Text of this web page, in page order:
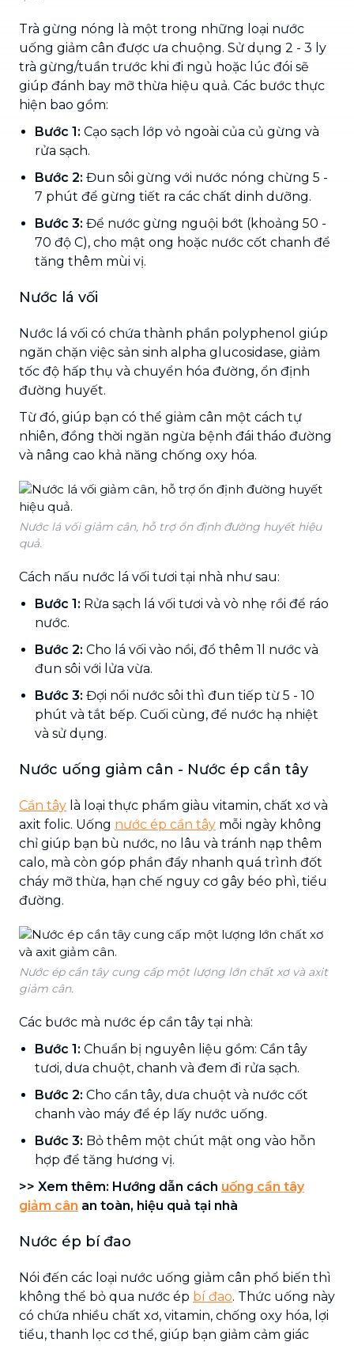
Trà gừng nóng là một trong những loại nước
uống giảm cân được ưa chuộng. Sử dụng 2 - 3 ly
trà gừng/tuần trước khi đi ngủ hoặc lúc đói sẽ
giúp đánh bay mỡ thừa hiệu quả. Các bước thực
hiện bao gồm:
Bước 1: Cạo sạch lớp vỏ ngoài của củ gừng và
rửa sạch.
Bước 2: Đun sôi gừng với nước nóng chừng 5 -
7 phút để gừng tiết ra các chất dinh dưỡng.
Bước 3: Để nước gừng nguội bớt (khoảng 50 -
70 độ C), cho mật ong hoặc nước cốt chanh để
tăng thêm mùi vị.
Nước lá vối
Nước lá vối có chứa thành phần polyphenol giúp
ngăn chặn việc sản sinh alpha glucosidase, giảm
tốc độ hấp thụ và chuyển hóa đường, ổn định
đường huyết.
Từ đó, giúp bạn có thể giảm cân một cách tự
nhiên, đồng thời ngăn ngừa bệnh đái tháo đường
và nâng cao khả năng chống oxy hóa.
Nước lá vối giảm cân, hỗ trợ ổn định đường huyết hiệu
quả.
Cách nấu nước lá vối tươi tại nhà như sau:
Bước 1: Rửa sạch lá vối tươi và vò nhẹ rồi để ráo
nước.
Bước 2: Cho lá vối vào nồi, đổ thêm 1l nước và
đun sôi với lửa vừa.
Bước 3: Đợi nồi nước sôi thì đun tiếp từ 5 - 10
phút và tắt bếp. Cuối cùng, để nước hạ nhiệt
và sử dụng.
Nước uống giảm cân - Nước ép cần tây
Cần tây là loại thực phẩm giàu vitamin, chất xơ và
axit folic. Uống nước ép cần tây mỗi ngày không
chỉ giúp bạn bù nước, no lâu và tránh nạp thêm
calo, mà còn góp phần đẩy nhanh quá trình đốt
cháy mỡ thừa, hạn chế nguy cơ gây béo phì, tiểu
đường.
Nước ép cần tây cung cấp một lượng lớn chất xơ và axit
giảm cân.
Các bước mà nước ép cần tây tại nhà:
Bước 1: Chuẩn bị nguyên liệu gồm: Cần tây
tươi, dưa chuột, chanh và đem đi rửa sạch.
Bước 2: Cho cần tây, dưa chuột và nước cốt
chanh vào máy để ép lấy nước uống.
Bước 3: Bỏ thêm một chút mật ong vào hỗn
hợp để tăng hương vị.
>> Xem thêm: Hướng dẫn cách uống cần tây
giảm cân an toàn, hiệu quả tại nhà
Nước ép bí đao
Nói đến các loại nước uống giảm cân phổ biến thì
không thể bỏ qua nước ép bí đao. Thức uống này
có chứa nhiều chất xơ, vitamin, chống oxy hóa, lợi
tiểu, thanh lọc cơ thể, giúp bạn giảm cảm giác